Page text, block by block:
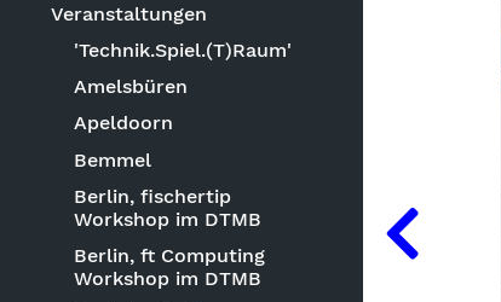
Veranstaltungen
'Technik.Spiel.(T)Raum'
Amelsbüren
Apeldoorn
Bemmel
Berlin, fischertip
Workshop im DTMB
Berlin, ft Computing
Workshop im DTMB